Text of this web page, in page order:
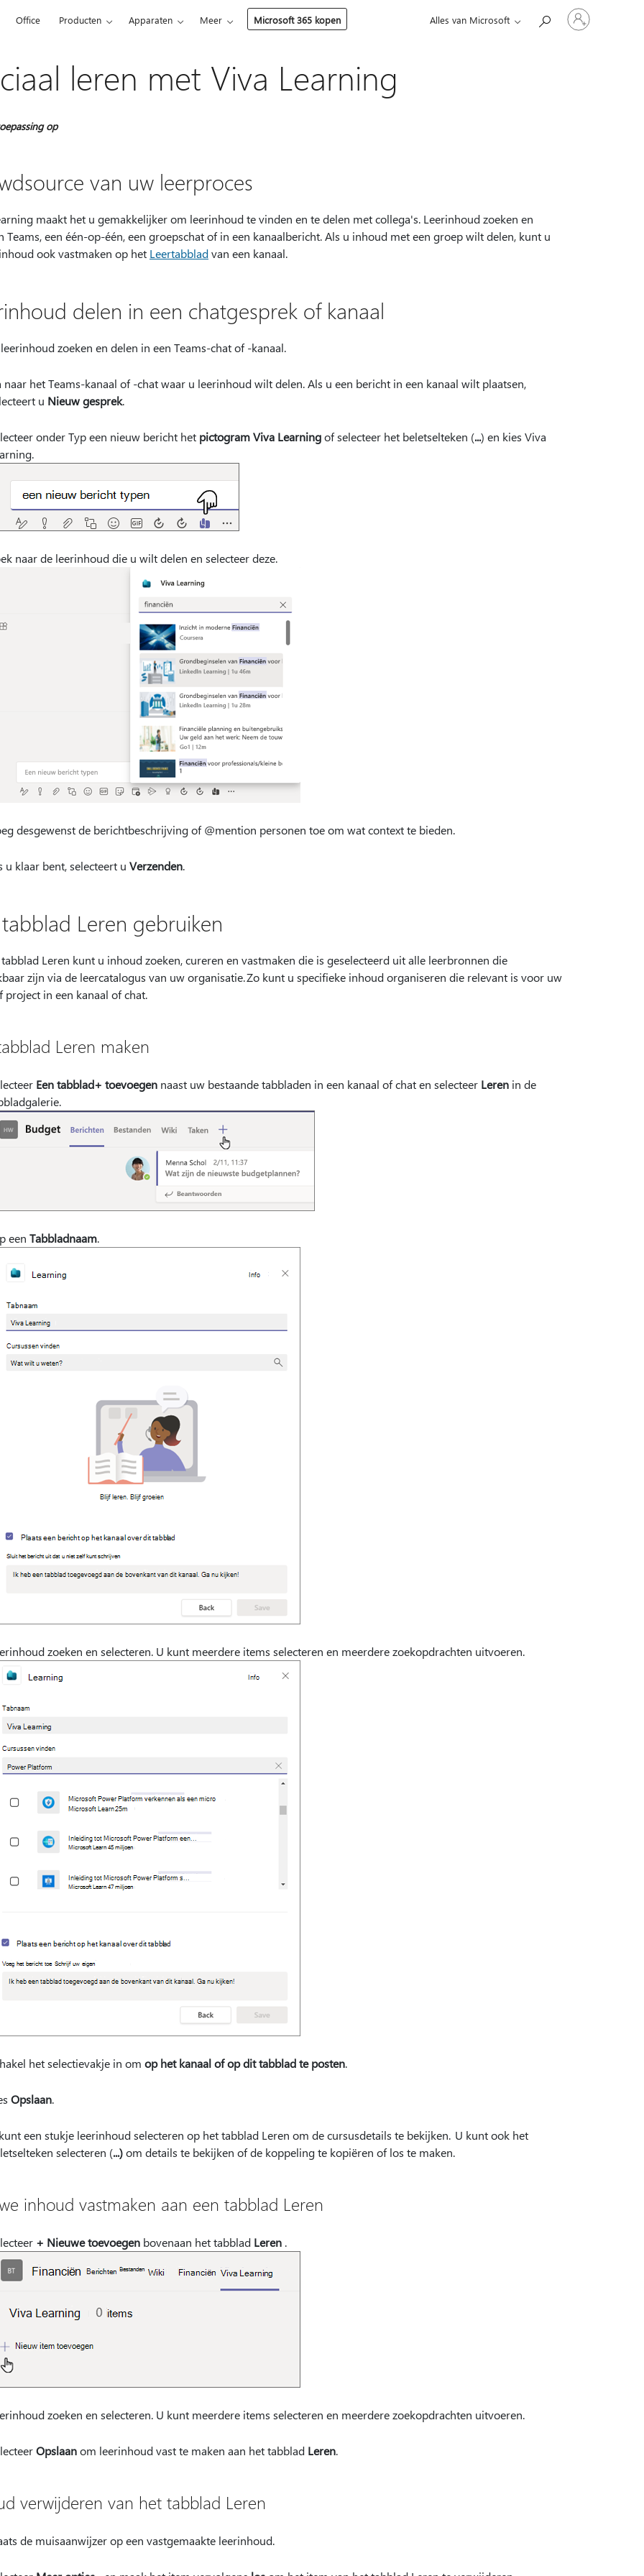
Office Producten Apparaten Meer Microsoft 365 kopen Alles van Microsoft
Meld
je
aan
leren met Viva Learning
op
van uw leerproces
maakt het u gemakkelijker om leerinhoud te vinden en te delen met collega's. Leerinhoud zoeken en
Teams, een één-op-één, een groepschat of in een kanaalbericht. Als u inhoud met een groep wilt delen, kunt u
ook vastmaken op het Leertabbladvan een kanaal.
delen in een chatgesprek of kanaal
zoeken en delen in een Teams-chat of -kanaal.
naar het Teams-kanaal of -chat waar u leerinhoud wilt delen. Als u een bericht in een kanaal wilt plaatsen,
u Nieuw gesprek.
onder Typ een nieuw bericht het pictogram Viva Learningof selecteer het beletselteken (...) en kies Viva
naar de leerinhoud die u wilt delen en selecteer deze.
desgewenst de berichtbeschrijving of @mention personen toe om wat context te bieden.
u klaar bent, selecteert u Verzenden.
Leren gebruiken
Leren kunt u inhoud zoeken, cureren en vastmaken die is geselecteerd uit alle leerbronnen die
zijn via de leercatalogus van uw organisatie. Zo kunt u specifieke inhoud organiseren die relevant is voor uw
project in een kanaal of chat.
Leren maken
Een tabblad+ toevoegen naast uw bestaande tabbladen in een kanaal of chat en selecteer Leren in de
een Tabbladnaam.
zoeken en selecteren. U kunt meerdere items selecteren en meerdere zoekopdrachten uitvoeren.
het selectievakje in om op het kanaal of op dit tabblad te posten.
Opslaan.
een stukje leerinhoud selecteren op het tabblad Leren om de cursusdetails te bekijken. U kunt ook het
selecteren (...)om details te bekijken of de koppeling te kopiëren of los te maken.
inhoud vastmaken aan een tabblad Leren
+ Nieuwe toevoegen bovenaan het tabblad Leren .
zoeken en selecteren. U kunt meerdere items selecteren en meerdere zoekopdrachten uitvoeren.
Opslaanom leerinhoud vast te maken aan het tabblad Leren.
verwijderen van het tabblad Leren
de muisaanwijzer op een vastgemaakte leerinhoud.